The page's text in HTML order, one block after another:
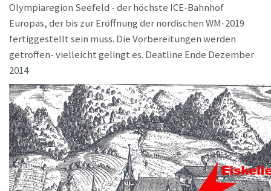
Olympiaregion Seefeld - der höchste ICE-Bahnhof
Europas, der bis zur Eröffnung der nordischen WM-2019
fertiggestellt sein muss. Die Vorbereitungen werden
getroffen- vielleicht gelingt es. Deatline Ende Dezember
2014